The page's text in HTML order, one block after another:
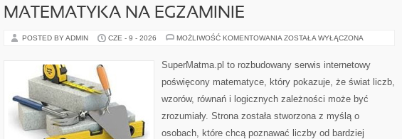
MATEMATYKA NA EGZAMINIE
POSTED BY ADMIN CZE - 9 - 2026 MOŻLIWOŚĆ KOMENTOWANIA MATEMATYKA
ZOSTAŁA WYŁĄCZONA
SuperMatma.pl to rozbudowany serwis internetowy
poświęcony matematyce, który pokazuje, że świat liczb,
wzorów, równań i logicznych zależności może być
zrozumiały. Strona została stworzona z myślą o
osobach, które chcą poznawać liczby od bardziej